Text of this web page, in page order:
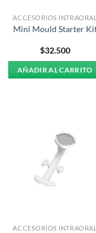
ACCESORIOS INTRAORAL
Mini Mould Starter
$32.500
AÑADIR AL CARRITO
ACCESORIOS INTRAORAL